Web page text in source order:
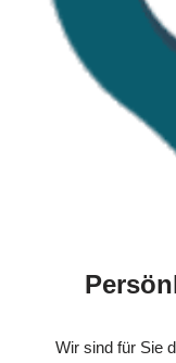
Wir sind für Sie